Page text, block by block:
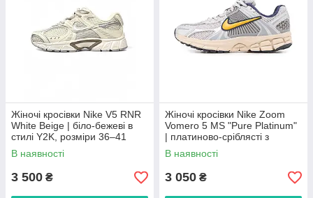
Жіночі кросівки Nike V5 RNR
White Beige | біло-бежеві в
стилі Y2K, розміри 36–41
В наявності
3 500 ₴
Жіночі кросівки Nike Zoom
Vomero 5 MS "Pure Platinum"
| платиново-сріблясті з
сіткою, розміри 36–42
В наявності
3 050 ₴